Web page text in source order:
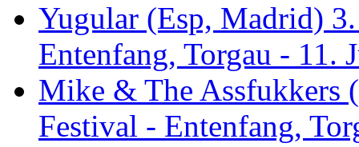
Yugular (Esp, Madrid)
Entenfang, Torgau - 11.
Mike & The Assfukkers
Festival - Entenfang,